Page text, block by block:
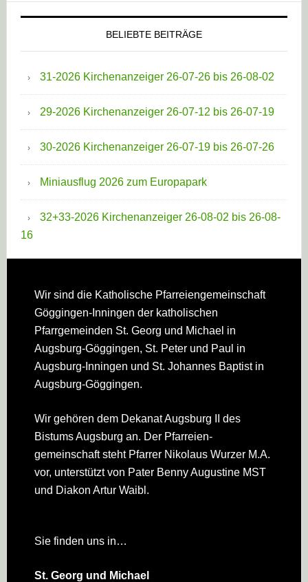
BELIEBTE BEITRÄGE
31-2026 Kirchenanzeiger 26-07-26 bis 26-08-02
29-2026 Kirchenanzeiger 26-07-12 bis 26-07-19
30-2026 Kirchenanzeiger 26-07-19 bis 26-07-26
Miniausflug 2026 zum Europapark
32+33-2026 Kirchenanzeiger 26-08-02 bis 26-08-
16
Footer
Wir sind die Katholische Pfarreien­gemeinschaft
Göggingen-Inningen der katholischen
Pfarrgemeinden St. Georg und Michael in
Augsburg-Göggingen, St. Peter und Paul in
Augsburg-Inningen und St. Johannes Baptist in
Augsburg-Göggingen.
Wir gehören dem Dekanat Augsburg II des
Bistums Augsburg an. Der Pfarreien­
gemeinschaft steht Pfarrer Nikolaus Wurzer M.A.
vor, unterstützt von Pater Benny Augustine MST
und Diakon Artur Waibl.
Sie finden uns in…
St. Georg und Michael